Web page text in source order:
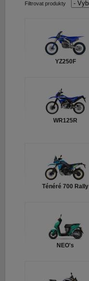
Filtrovat produkty
YZ250F
WR125R
Ténéré 700 Rally
NEO's